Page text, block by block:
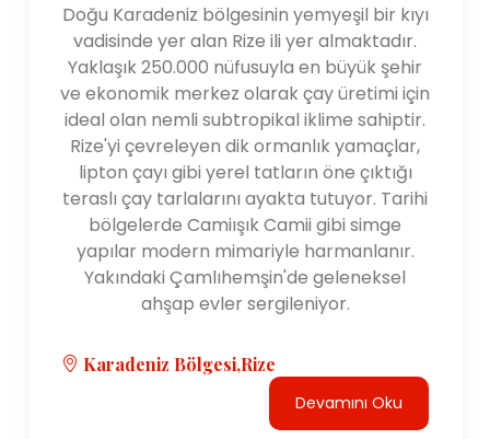
Doğu Karadeniz bölgesinin yemyeşil bir kıyı
vadisinde yer alan Rize ili yer almaktadır.
Yaklaşık 250.000 nüfusuyla en büyük şehir
ve ekonomik merkez olarak çay üretimi için
ideal olan nemli subtropikal iklime sahiptir.
Rize'yi çevreleyen dik ormanlık yamaçlar,
lipton çayı gibi yerel tatların öne çıktığı
teraslı çay tarlalarını ayakta tutuyor. Tarihi
bölgelerde Camiışık Camii gibi simge
yapılar modern mimariyle harmanlanır.
Yakındaki Çamlıhemşin'de geleneksel
ahşap evler sergileniyor.
Karadeniz Bölgesi,Rize
Devamını Oku